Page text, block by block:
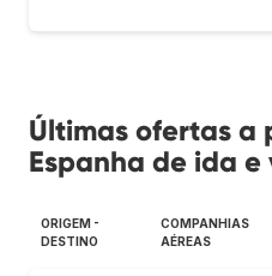
Últimas ofertas a
Espanha de ida e
ORIGEM -
DESTINO
COMPANHIAS
AÉREAS